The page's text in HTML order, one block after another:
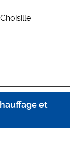
et